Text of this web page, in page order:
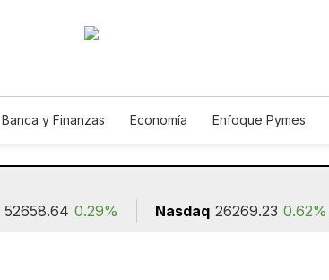
Banca y Finanzas Economía Enfoque Pymes
52658.64 0.29% Nasdaq 26269.23 0.62%